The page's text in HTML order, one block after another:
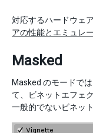
対応するハードウェ
アの性能とエミュレ
Masked
Masked のモードで
て、ビネットエフェ
一般的でないビネッ